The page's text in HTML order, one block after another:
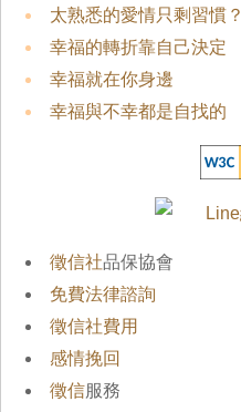
太熟悉的愛情只剩習慣？
幸福的轉折靠自己決定
幸福就在你身邊
幸福與不幸都是自找的
徵信社品保協會
免費法律諮詢
徵信社費用
感情挽回
徵信服務